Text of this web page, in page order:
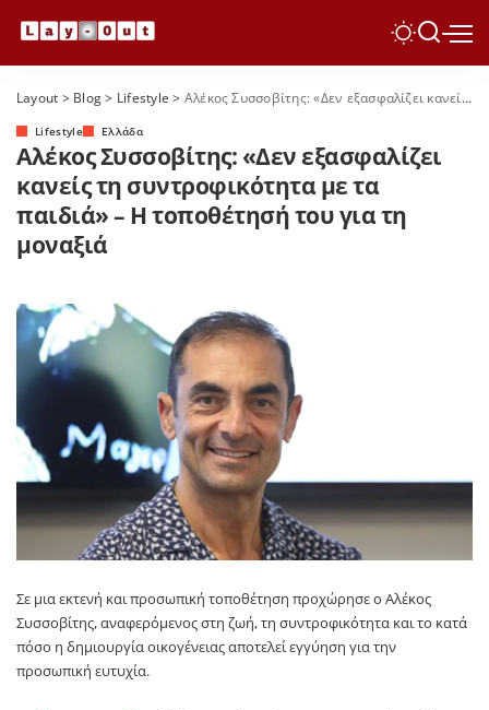
Layout > Blog> Lifestyle > Αλέκος Συσσοβίτης: «Δεν εξασφαλίζει κανείς τη συντροφικότητα με τα παιδιά» – Η τοποθέτησή του για τη μοναξιά
Lifestyle Ελλάδα
Αλέκος Συσσοβίτης: «Δεν εξασφαλίζει
κανείς τη συντροφικότητα με τα
παιδιά» – Η τοποθέτησή του για τη
μοναξιά
Σε μια εκτενή και προσωπική τοποθέτηση προχώρησε ο Αλέκος
Συσσοβίτης, αναφερόμενος στη ζωή, τη συντροφικότητα και το κατά
πόσο η δημιουργία οικογένειας αποτελεί εγγύηση για την
προσωπική ευτυχία.